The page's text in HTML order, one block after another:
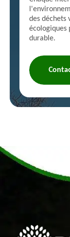
des déchets
écologiques
durable.